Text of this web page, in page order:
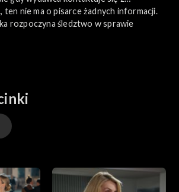
ten nie ma o pisarce żadnych informacji.
rozpoczyna śledztwo w sprawie
mężczyzny uwięzionego w szpitalu
z rodziną w jego domu, wyraźnie z
żona Rymana odrzuca propozycję
nie ma ochoty na walkę w sądzie w imieniu
potępia. W efekcie sprawę przegrywa. A
wyroku wybucha wściekłością i próbuje